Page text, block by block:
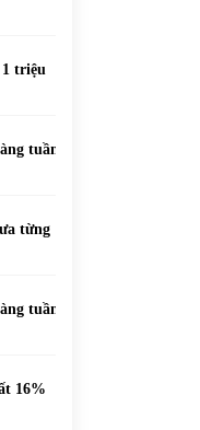
1 triệu
tuần
từng
tuần
16%